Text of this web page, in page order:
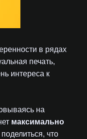
в рядах
печать,
интереса к
на
максимально
что